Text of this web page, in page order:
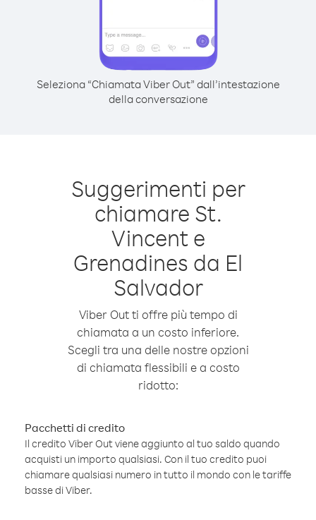
Seleziona “Chiamata Viber Out” dall’intestazione
della conversazione
Suggerimenti per
chiamare St.
Vincent e
Grenadines da El
Salvador
Viber Out ti offre più tempo di
chiamata a un costo inferiore.
Scegli tra una delle nostre opzioni
di chiamata flessibili e a costo
ridotto:
Pacchetti di credito
Il credito Viber Out viene aggiunto al tuo saldo quando
acquisti un importo qualsiasi. Con il tuo credito puoi
chiamare qualsiasi numero in tutto il mondo con le tariffe
basse di Viber.